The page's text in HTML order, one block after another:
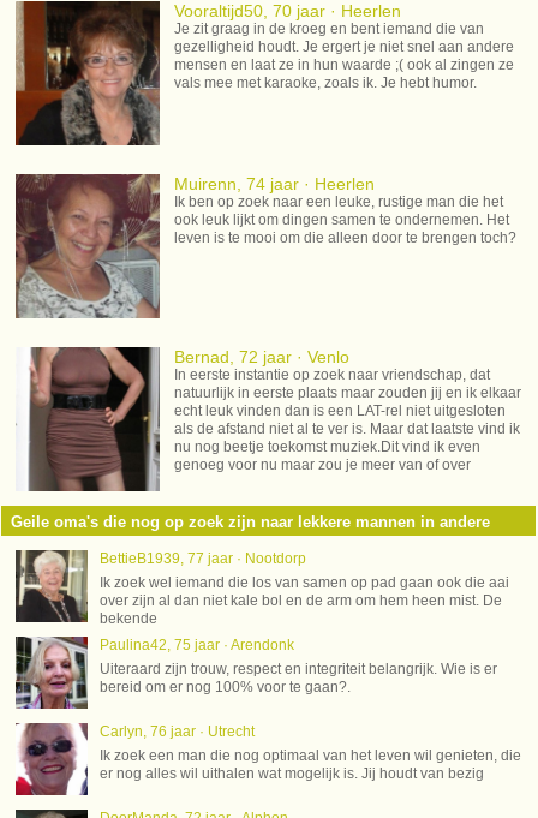
Vooraltijd50, 70 jaar · Heerlen
Je zit graag in de kroeg en bent iemand die van
gezelligheid houdt. Je ergert je niet snel aan andere
mensen en laat ze in hun waarde ;( ook al zingen ze
vals mee met karaoke, zoals ik. Je hebt humor.
Muirenn, 74 jaar · Heerlen
Ik ben op zoek naar een leuke, rustige man die het
ook leuk lijkt om dingen samen te ondernemen. Het
leven is te mooi om die alleen door te brengen toch?
Bernad, 72 jaar · Venlo
In eerste instantie op zoek naar vriendschap, dat
natuurlijk in eerste plaats maar zouden jij en ik elkaar
echt leuk vinden dan is een LAT-rel niet uitgesloten
als de afstand niet al te ver is. Maar dat laatste vind ik
nu nog beetje toekomst muziek.Dit vind ik even
genoeg voor nu maar zou je meer van of over
Geile oma's die nog op zoek zijn naar lekkere mannen in andere
BettieB1939, 77 jaar · Nootdorp
Ik zoek wel iemand die los van samen op pad gaan ook die aai
over zijn al dan niet kale bol en de arm om hem heen mist. De
bekende
Paulina42, 75 jaar · Arendonk
Uiteraard zijn trouw, respect en integriteit belangrijk. Wie is er
bereid om er nog 100% voor te gaan?.
Carlyn, 76 jaar · Utrecht
Ik zoek een man die nog optimaal van het leven wil genieten, die
er nog alles wil uithalen wat mogelijk is. Jij houdt van bezig